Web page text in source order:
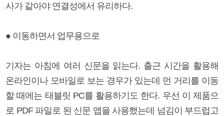
사가 같아야 연결성에서 유리하다.
● 이동하면서 업무용으로
기자는 아침에 여러 신문을 읽는다. 출근 시간을 활용해
온라인이나 모바일로 보는 경우가 있는데 먼 거리를 이동
할 때에는 태블릿 PC를 활용하기도 한다. 우선 이 제품으
로 PDF 파일로 된 신문 앱을 사용했는데 넘김이 부드럽고